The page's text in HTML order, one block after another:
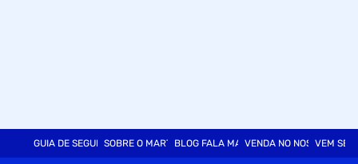
GUIA DE SEGURANÇASOBRE O MARTINSBLOG FALA MARTVENDA NO NOSSO SITE
VEM SER